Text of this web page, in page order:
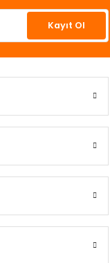
Kayıt Ol